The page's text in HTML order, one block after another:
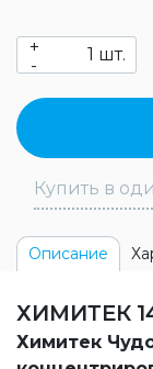
+
-
шт.
Купить в
Описание
ХИМИТЕК
Химитек